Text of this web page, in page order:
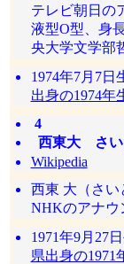
テレビ朝日の
液型O型、身
央大学文学部
1974年7月7
出身の1974年
4
西東大 さい
Wikipedia
西東 大（さい
NHKのアナウ
1971年9月27
県出身の1971